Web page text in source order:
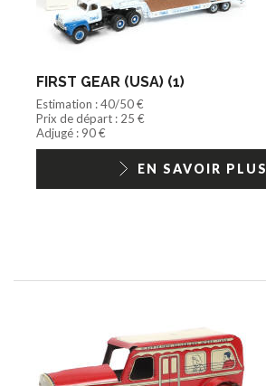
FIRST GEAR (USA) (1)
Estimation : 40/50 €
Prix de départ : 25 €
Adjugé : 90 €
EN SAVOIR PLUS